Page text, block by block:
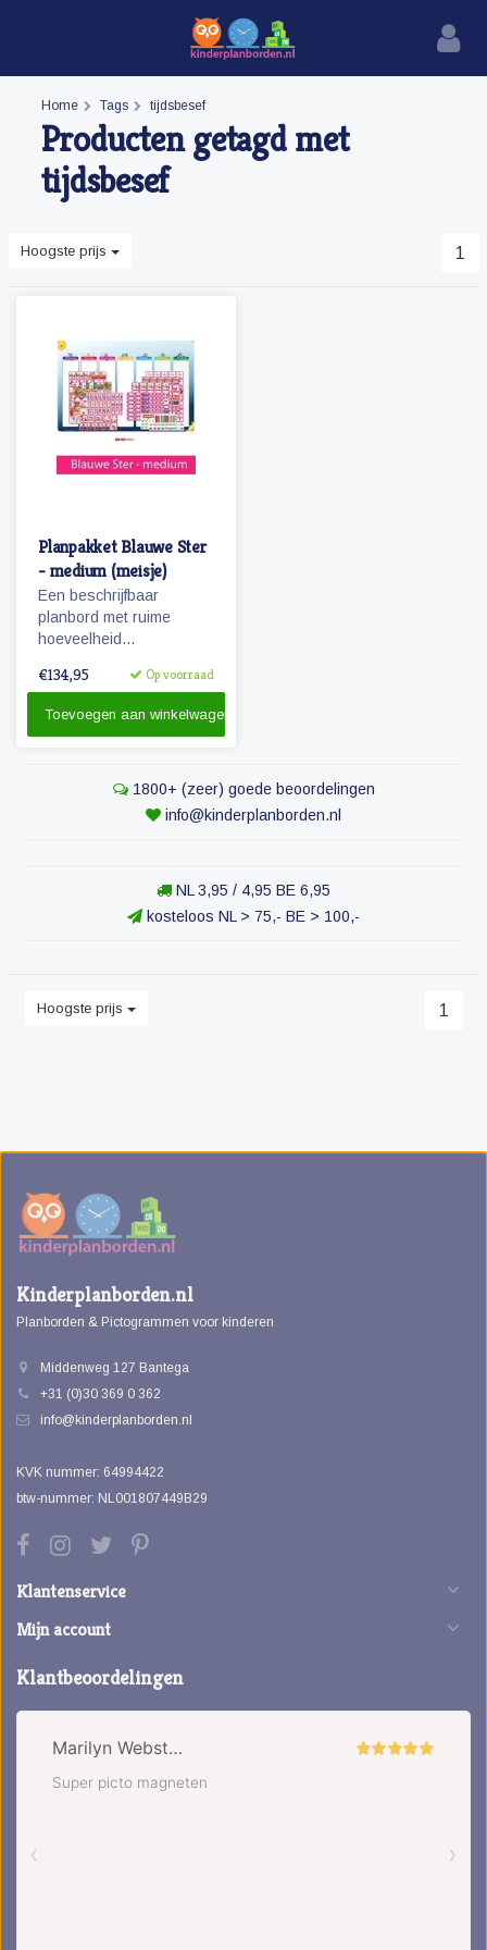
Home Tags tijdsbesef
Producten getagd met
tijdsbesef
Hoogste prijs 1
Planpakket Blauwe Ster
- medium (meisje)
Een beschrijfbaar
planbord met ruime
hoeveelheid
pictogrammen voor een
Herkenbaarheid van de
€134,95 Op voorraad
Toevoegen aan winkelwagen
1800+ (zeer) goede beoordelingen
info@kinderplanborden.nl
NL 3,95 / 4,95 BE 6,95
kosteloos NL > 75,- BE > 100,-
Hoogste prijs 1
Kinderplanborden.nl
Planborden & Pictogrammen voor kinderen
Middenweg 127 Bantega
+31 (0)30 369 0 362
info@kinderplanborden.nl
KVK nummer: 64994422
btw-nummer: NL001807449B29
Klantenservice
Mijn account
Klantbeoordelingen